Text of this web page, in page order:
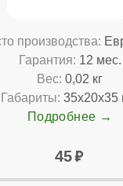
производства:
Гарантия: 12 мес.
Вес: 0,02 кг
Габариты: 35x20x35
Подробнее
45